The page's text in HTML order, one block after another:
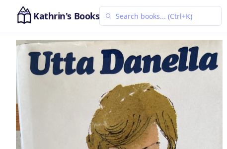
Kathrin's Books